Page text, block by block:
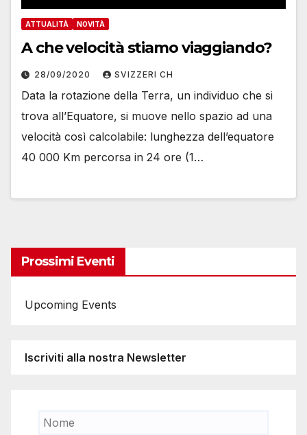
ATTUALITÀ NOVITÀ
A che velocità stiamo viaggiando?
28/09/2020 SVIZZERI CH
Data la rotazione della Terra, un individuo che si
trova all’Equatore, si muove nello spazio ad una
velocità così calcolabile: lunghezza dell’equatore
40 000 Km percorsa in 24 ore (1…
Prossimi Eventi
Upcoming Events
Iscriviti alla nostra Newsletter